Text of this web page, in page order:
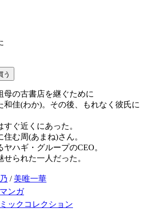
う
母の古書店を継ぐために
和佳(わか)。その後、もれなく彼氏に
ぐ近くにあった。
む周(あまね)さん。
ハギ・グループのCEO。
られた一人だった。
/ 美唯一華
ンガ
ックコレクション